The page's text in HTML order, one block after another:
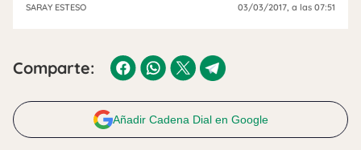
SARAY ESTESO 03/03/2017 , a las 07:51
Comparte:
Añadir Cadena Dial en Google